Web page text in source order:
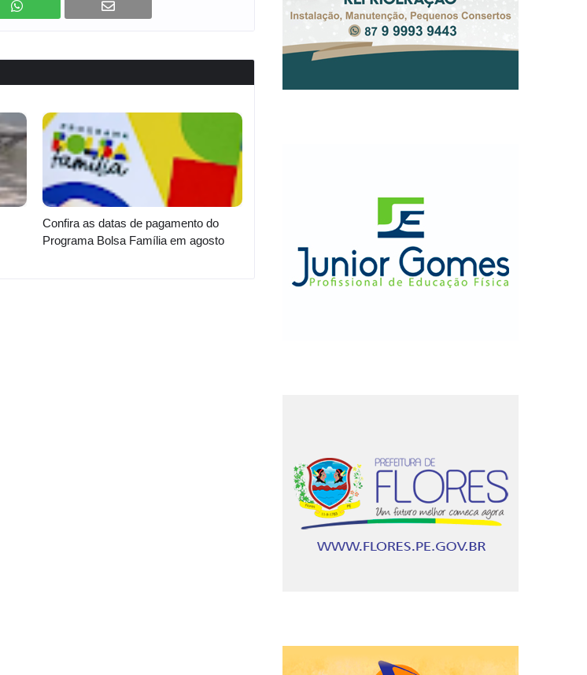
Confira as datas de pagamento do
Programa Bolsa Família em agosto